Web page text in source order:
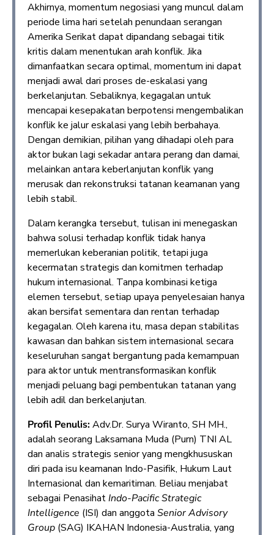
Akhirnya, momentum negosiasi yang muncul dalam
periode lima hari setelah penundaan serangan
Amerika Serikat dapat dipandang sebagai titik
kritis dalam menentukan arah konflik. Jika
dimanfaatkan secara optimal, momentum ini dapat
menjadi awal dari proses de-eskalasi yang
berkelanjutan. Sebaliknya, kegagalan untuk
mencapai kesepakatan berpotensi mengembalikan
konflik ke jalur eskalasi yang lebih berbahaya.
Dengan demikian, pilihan yang dihadapi oleh para
aktor bukan lagi sekadar antara perang dan damai,
melainkan antara keberlanjutan konflik yang
merusak dan rekonstruksi tatanan keamanan yang
lebih stabil.
Dalam kerangka tersebut, tulisan ini menegaskan
bahwa solusi terhadap konflik tidak hanya
memerlukan keberanian politik, tetapi juga
kecermatan strategis dan komitmen terhadap
hukum internasional. Tanpa kombinasi ketiga
elemen tersebut, setiap upaya penyelesaian hanya
akan bersifat sementara dan rentan terhadap
kegagalan. Oleh karena itu, masa depan stabilitas
kawasan dan bahkan sistem internasional secara
keseluruhan sangat bergantung pada kemampuan
para aktor untuk mentransformasikan konflik
menjadi peluang bagi pembentukan tatanan yang
lebih adil dan berkelanjutan.
Profil Penulis:Adv.Dr. Surya Wiranto, SH MH.,
adalah seorang Laksamana Muda (Purn) TNI AL
dan analis strategis senior yang mengkhususkan
diri pada isu keamanan Indo-Pasifik, Hukum Laut
Internasional dan kemaritiman. Beliau menjabat
sebagai PenasihatIndo-Pacific Strategic
Intelligence (ISI) dan anggota Senior Advisory
Group (SAG) IKAHAN Indonesia-Australia, yang